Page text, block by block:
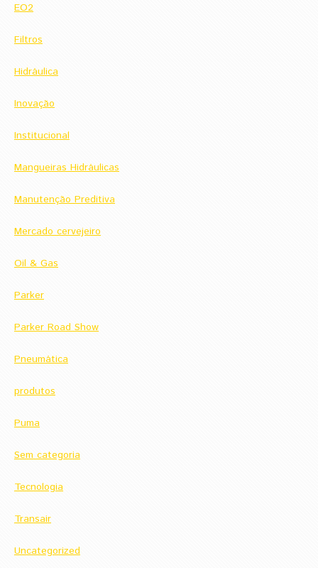
EO2
Filtros
Hidráulica
Inovação
Institucional
Mangueiras Hidráulicas
Manutenção Preditiva
Mercado cervejeiro
Oil & Gas
Parker
Parker Road Show
Pneumática
produtos
Puma
Sem categoria
Tecnologia
Transair
Uncategorized